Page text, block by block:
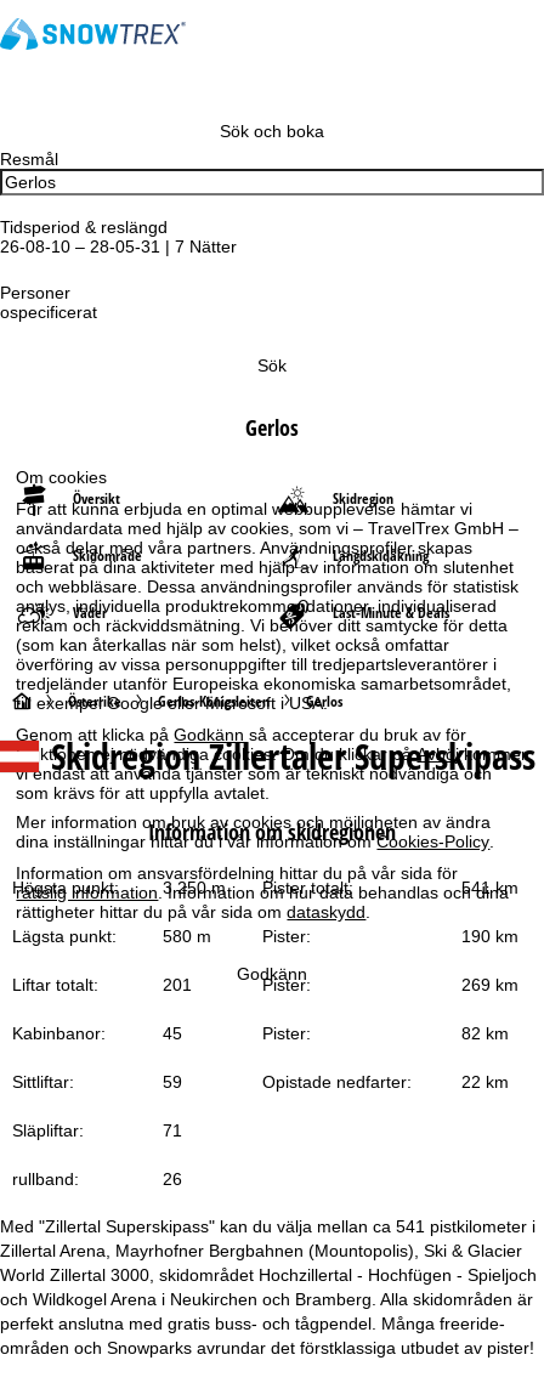
Om cookies
För att kunna erbjuda en optimal webbupplevelse hämtar vi
användardata med hjälp av cookies, som vi – TravelTrex GmbH –
också delar med våra partners. Användningsprofiler skapas
baserat på dina aktiviteter med hjälp av information om slutenhet
och webbläsare. Dessa användningsprofiler används för statistisk
analys, individuella produktrekommendationer, individualiserad
reklam och räckviddsmätning. Vi behöver ditt samtycke för detta
(som kan återkallas när som helst), vilket också omfattar
överföring av vissa personuppgifter till tredjepartsleverantörer i
tredjeländer utanför Europeiska ekonomiska samarbetsområdet,
till exempel Google eller Microsoft i USA.
Genom att klicka påGodkänn så accepterar du bruk av för
funktionen ej nödvändiga cookies. Om du klickar påAvböjkommer
vi endast att använda tjänster som är tekniskt nödvändiga och
som krävs för att uppfylla avtalet.
Mer information om bruk av cookies och möjligheten av ändra
dina inställningar hittar du i vår information omCookies-Policy.
Information om ansvarsfördelning hittar du på vår sida för
rättslig information. Information om hur data behandlas och dina
rättigheter hittar du på vår sida omdataskydd.
Godkänn
Sök och boka
Resmål
Tidsperiod & reslängd
26-08-10 – 28-05-31 | 7 Nätter
Personer
ospecificerat
Sök
Gerlos
Översikt Skidregion
Skidområde Längdskidåkning
Väder Last-Minute & Deals
S
t
a
r
t
s
Österrike Gerlos-Königsleiten Gerlos
Skidregion Zillertaler Superskipass
Information om skidregionen
Högsta punkt: 3 250 m Pister totalt: 541 km
Lägsta punkt: 580 m Pister: 190 km
Liftar totalt: 201 Pister: 269 km
Kabinbanor: 45 Pister: 82 km
Sittliftar: 59 Opistade nedfarter: 22 km
Släpliftar: 71
rullband: 26
Med "Zillertal Superskipass" kan du välja mellan ca 541 pistkilometer i
Zillertal Arena, Mayrhofner Bergbahnen (Mountopolis), Ski & Glacier
World Zillertal 3000, skidområdet Hochzillertal - Hochfügen - Spieljoch
och Wildkogel Arena i Neukirchen och Bramberg. Alla skidområden är
perfekt anslutna med gratis buss- och tågpendel. Många freeride-
områden och Snowparks avrundar det förstklassiga utbudet av pister!